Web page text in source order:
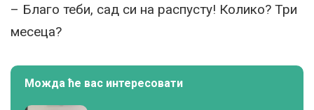
– Благо теби, сад си на распусту! Колико? Три
месеца?
Можда ће вас интересовати